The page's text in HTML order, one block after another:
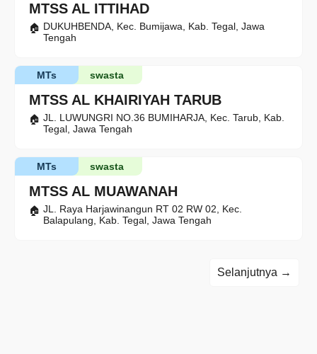
MTSS AL ITTIHAD
DUKUHBENDA, Kec. Bumijawa, Kab. Tegal, Jawa
Tengah
MTSS AL KHAIRIYAH TARUB
swasta
MTs
JL. LUWUNGRI NO.36 BUMIHARJA, Kec. Tarub, Kab.
Tegal, Jawa Tengah
MTSS AL MUAWANAH
swasta
MTs
JL. Raya Harjawinangun RT 02 RW 02, Kec.
Balapulang, Kab. Tegal, Jawa Tengah
Selanjutnya →